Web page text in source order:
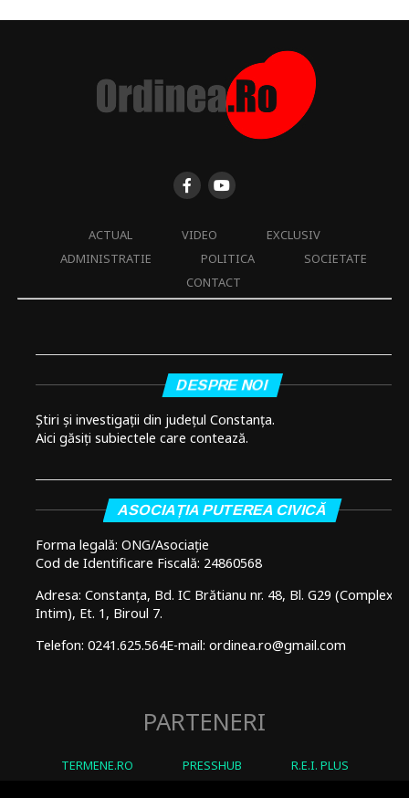
ACTUAL VIDEO
EXCLUSIV
ADMINISTRATIE
POLITICA
SOCIETATE
CONTACT
DESPRE NOI
Știri și investigații din județul Constanța.
Aici găsiți subiectele care contează.
ASOCIAȚIA PUTEREA CIVICĂ
Forma legală: ONG/Asociație
Cod de Identificare Fiscală: 24860568
Adresa: Constanța, Bd. IC Brătianu nr. 48, Bl. G29 (Complex
Intim), Et. 1, Biroul 7.
Telefon: 0241.625.564E-mail: ordinea.ro@gmail.com
PARTENERI
TERMENE.RO PRESSHUB R.E.I. PLUS